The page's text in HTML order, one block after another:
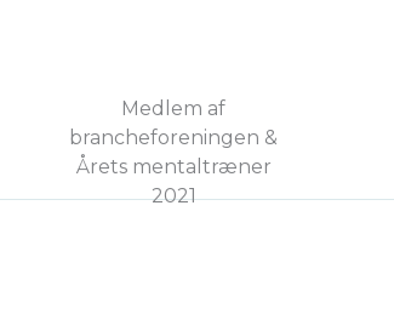
Medlem af
brancheforeningen &
Årets mentaltræner
2021